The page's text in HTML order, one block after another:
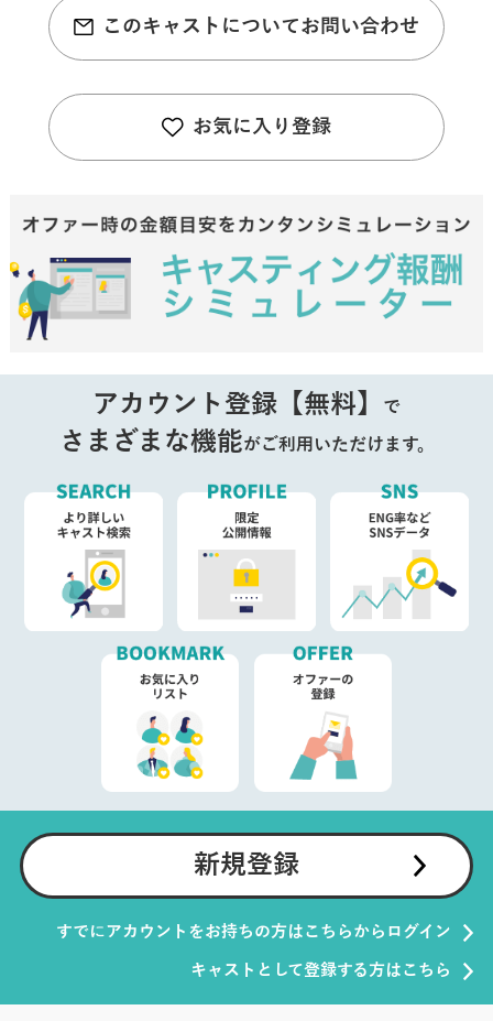
このキャストについてお問い合わせ
お気に入り登録
アカウント登録【無料】 で
さまざまな機能がご利用いただけます。
新規登録
すでにアカウントをお持ちの方はこちらからログイン
キャストとして登録する方はこちら